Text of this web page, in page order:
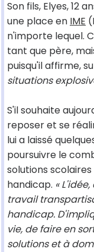
Son fils, Elyes, 12
une place en IME
n'importe lequel.
tant que père,
puisqu'il affirme,
situations
S'il souhaite
reposer et se
lui a laissé
poursuivre le
solutions
handicap. «
travail
handicap.
vie, de faire en
solutions et à